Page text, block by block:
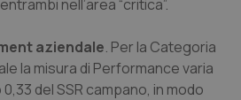
nell’area “critica”.
aziendale. Per la Categoria
la misura di Performance varia
del SSR campano, in modo